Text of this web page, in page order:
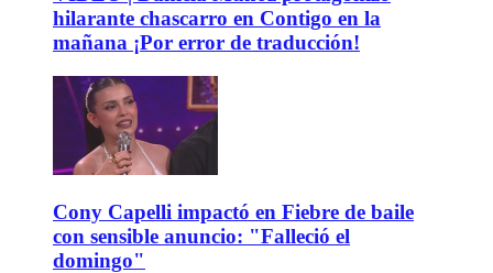
hilarante chascarro en Contigo en la
mañana ¡Por error de traducción!
Cony Capelli impactó en Fiebre de baile
con sensible anuncio: "Falleció el
domingo"